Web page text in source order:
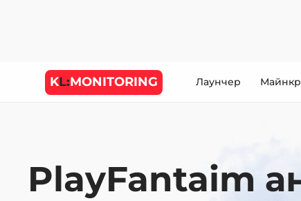
KL:MONITORING Лаунчер
PlayFantaim